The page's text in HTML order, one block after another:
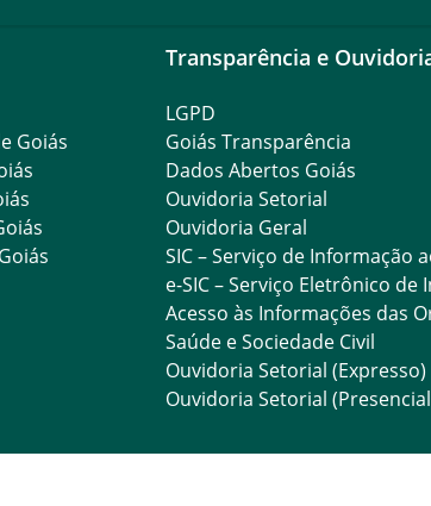
Goiás
Transparência e
LGPD
Goiás Transparência
Dados Abertos Goiás
Ouvidoria Setorial
Ouvidoria Geral
SIC – Serviço de Informação
e-SIC – Serviço Eletrônico
Acesso às Informações das
Saúde e Sociedade Civil
Ouvidoria Setorial (Expresso)
Ouvidoria Setorial